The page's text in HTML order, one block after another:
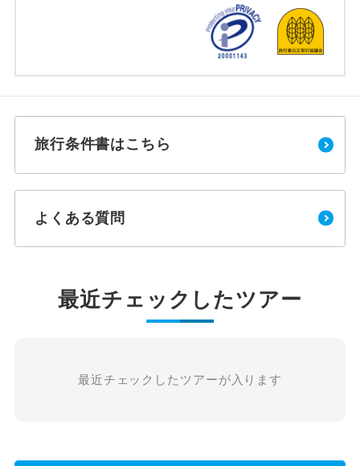
旅行条件書はこちら
よくある質問
最近チェックしたツアー
最近チェックしたツアーが入ります